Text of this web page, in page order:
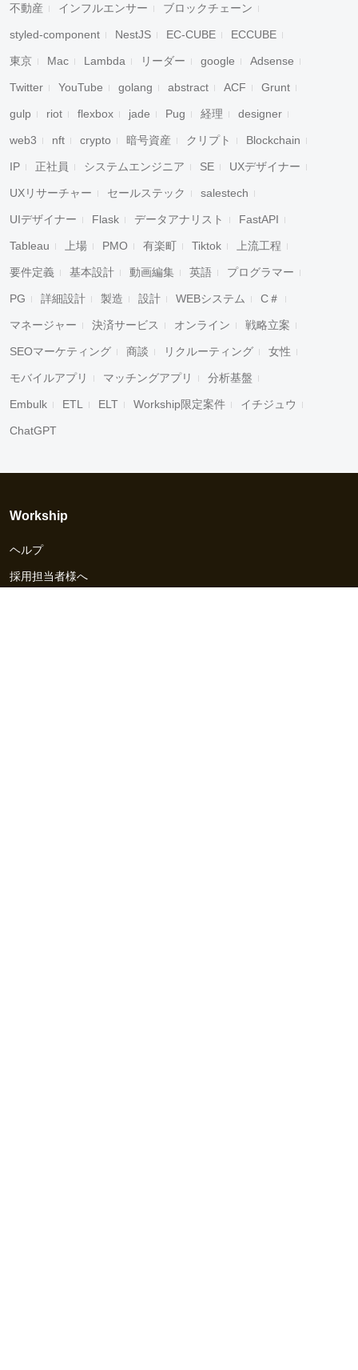
不動産 インフルエンサー ブロックチェーン
styled-component NestJS EC-CUBE ECCUBE
東京 Mac Lambda リーダー google Adsense
Twitter YouTube golang abstract ACF Grunt
gulp riot flexbox jade Pug 経理 designer
web3 nft crypto 暗号資産 クリプト Blockchain
IP 正社員 システムエンジニア SE UXデザイナー
UXリサーチャー セールステック salestech
UIデザイナー Flask データアナリスト FastAPI
Tableau 上場 PMO 有楽町 Tiktok 上流工程
要件定義 基本設計 動画編集 英語 プログラマー
PG 詳細設計 製造 設計 WEBシステム C＃
マネージャー 決済サービス オンライン 戦略立案
SEOマーケティング 商談 リクルーティング 女性
モバイルアプリ マッチングアプリ 分析基盤
Embulk ETL ELT Workship限定案件 イチジュウ
ChatGPT
Workship
ヘルプ
採用担当者様へ